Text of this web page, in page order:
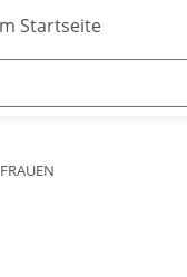
FRAUEN